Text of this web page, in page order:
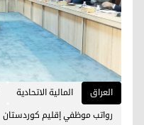
العراق المالية الاتحادية
رواتب موظفي إقليم كوردستان